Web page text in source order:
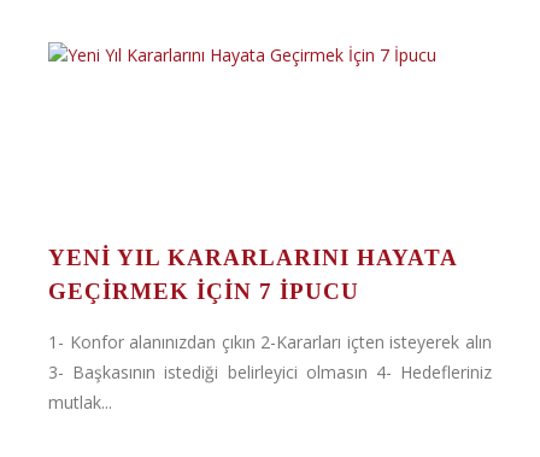
YENI YIL KARARLARINI HAYATA
GEÇIRMEK İÇIN 7 İPUCU
1- Konfor alanınızdan çıkın 2-Kararları içten isteyerek alın
3- Başkasının istediği belirleyici olmasın 4- Hedefleriniz
mutlak...